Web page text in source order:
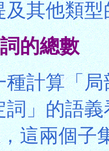
及其他類
的總數
種計算「
詞」的語
這兩個子